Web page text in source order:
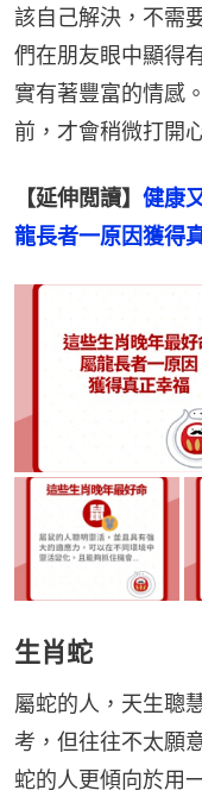
該自己解決，不需
們在朋友眼中顯得
實有著豐富的情感
前，才會稍微打開
【延伸閲讀】 健康
龍長者一原因獲得
生肖蛇
屬蛇的人，天生聰
考，但往往不太願
蛇的人更傾向於用